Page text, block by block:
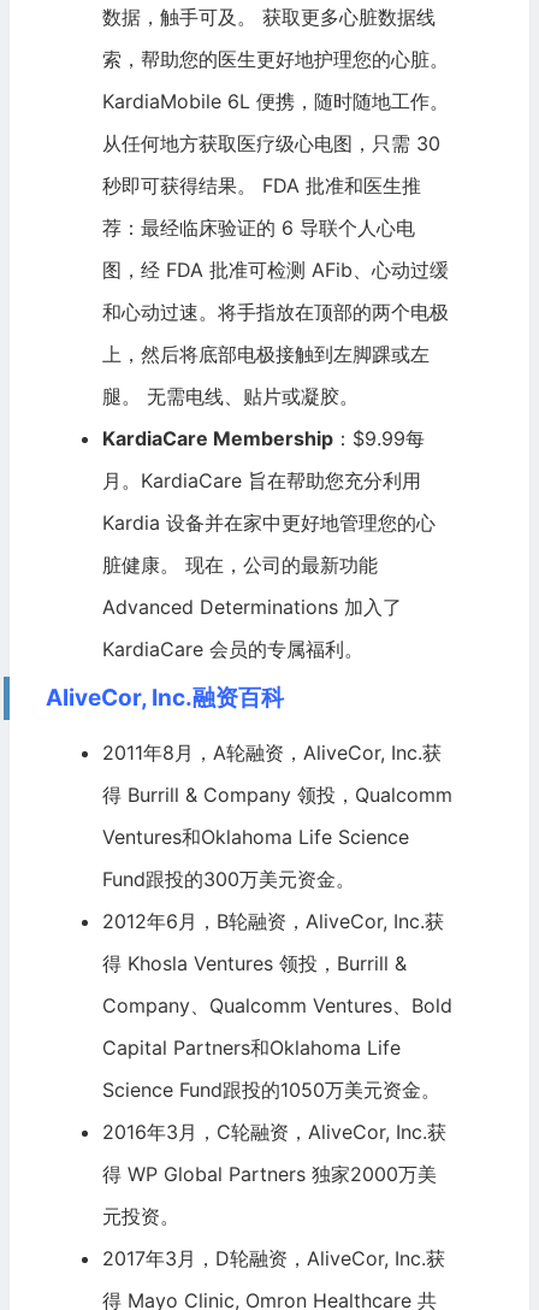
数据，触手可及。 获取更多心脏数据线
索，帮助您的医生更好地护理您的心脏。
KardiaMobile 6L 便携，随时随地工作。
从任何地方获取医疗级心电图，只需 30
秒即可获得结果。 FDA 批准和医生推
荐：最经临床验证的 6 导联个人心电
图，经 FDA 批准可检测 AFib、心动过缓
和心动过速。将手指放在顶部的两个电极
上，然后将底部电极接触到左脚踝或左
腿。 无需电线、贴片或凝胶。
KardiaCare Membership：$9.99每
月。KardiaCare 旨在帮助您充分利用
Kardia 设备并在家中更好地管理您的心
脏健康。 现在，公司的最新功能
Advanced Determinations 加入了
KardiaCare 会员的专属福利。
AliveCor, Inc.融资百科
2011年8月，A轮融资，AliveCor, Inc.获
得 Burrill & Company 领投， Qualcomm
Ventures和Oklahoma Life Science
Fund跟投的300万美元资金。
2012年6月，B轮融资，AliveCor, Inc.获
得 Khosla Ventures领投，Burrill &
Company、 Qualcomm Ventures、Bold
Capital Partners和Oklahoma Life
Science Fund跟投的1050万美元资金。
2016年3月，C轮融资，AliveCor, Inc.获
得 WP Global Partners 独家2000万美
元投资。
2017年3月，D轮融资，AliveCor, Inc.获
得 Mayo Clinic, Omron Healthcare 共